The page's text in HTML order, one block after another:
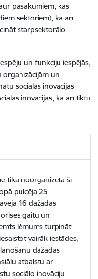
pasākumiem, kas
sektoriem), kā arī
starpsektorālo
un funkciju iespējās,
un
sociālās inovācijas
inovācijas, kā arī tiktu
tika noorganizēta šī
pulcēja 25
16 dažādas
gaitu un
lēmums turpināt
vairāk iestādes,
dažādās
atbalstu ar
sociālo inovāciju